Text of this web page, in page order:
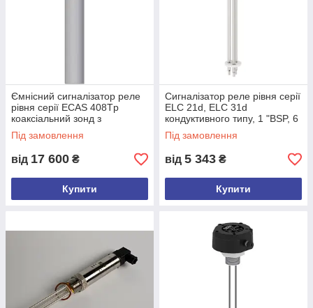
Ємнісний сигналізатор реле
рівня серії ECAS 408Tp
коаксіальний зонд з
подвійною ізоляцією L 250
мм для клейких, кислотних
Під замовлення
від 17 600 ₴
Купити
Сигналізатор реле рівня серії
ELC 21d, ELC 31d
кондуктивного типу, 1 "BSP, 6
бар, 60°C
Під замовлення
від 5 343 ₴
Купити